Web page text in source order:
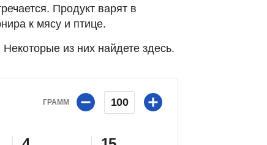
Продукт варят в
к мясу и птице.
из них найдете здесь.
ГРАММ 100